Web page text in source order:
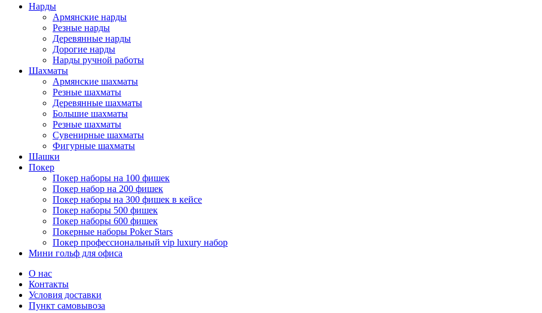
Нарды
Армянские нарды
Резные нарды
Деревянные нарды
Дорогие нарды
Нарды ручной работы
Шахматы
Армянские шахматы
Резные шахматы
Деревянные шахматы
Большие шахматы
Резные шахматы
Сувенирные шахматы
Фигурные шахматы
Шашки
Покер
Покер наборы на 100 фишек
Покер набор на 200 фишек
Покер наборы на 300 фишек в кейсе
Покер наборы 500 фишек
Покер наборы 600 фишек
Покерные наборы Poker Stars
Покер профессиональный vip luxury набор
Мини гольф для офиса
О нас
Контакты
Условия доставки
Пункт самовывоза